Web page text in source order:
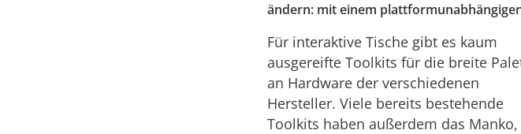
ändern: mit einem
Für interaktive Tische gibt es kaum
ausgereifte Toolkits für die breite
an Hardware der verschiedenen
Hersteller. Viele bereits bestehende
Toolkits haben außerdem das Manko,